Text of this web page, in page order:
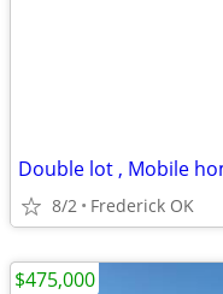
Double lot , Mobile
8/2 Frederick OK
$475,000